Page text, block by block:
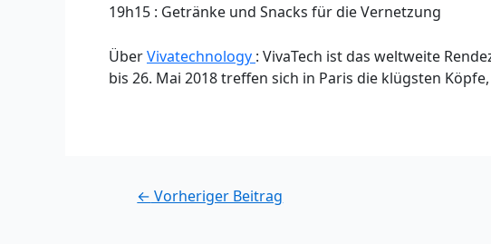
19h15 : Getränke und Snacks für die Vernetzung
ÜberVivatechnology : VivaTech ist das weltweite
bis 26. Mai 2018 treffen sich in Paris die klügsten
Post← Vorheriger Beitrag